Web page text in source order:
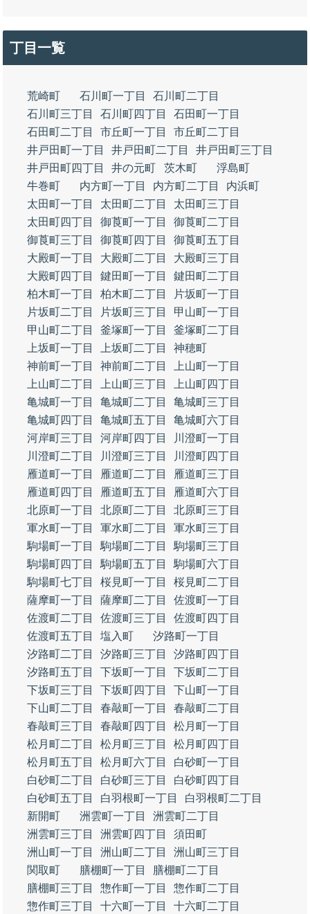
丁目一覧
荒崎町 石川町一丁目
石川町二丁目
石川町三丁目
石川町四丁目
石田町一丁目
石田町二丁目
市丘町一丁目
市丘町二丁目
井戸田町一丁目
井戸田町二丁目
井戸田町三丁目
井戸田町四丁目
井の元町 茨木町
浮島町
牛巻町
内方町一丁目 内方町二丁目
内浜町
太田町一丁目
太田町二丁目
太田町三丁目
太田町四丁目
御莨町一丁目
御莨町二丁目
御莨町三丁目
御莨町四丁目
御莨町五丁目
大殿町一丁目
大殿町二丁目
大殿町三丁目
大殿町四丁目
鍵田町一丁目
鍵田町二丁目
柏木町一丁目
柏木町二丁目
片坂町一丁目
片坂町二丁目
片坂町三丁目
甲山町一丁目
甲山町二丁目
釜塚町一丁目
釜塚町二丁目
上坂町一丁目
上坂町二丁目
神穂町
神前町一丁目
神前町二丁目
上山町一丁目
上山町二丁目
上山町三丁目
上山町四丁目
亀城町一丁目
亀城町二丁目
亀城町三丁目
亀城町四丁目
亀城町五丁目
亀城町六丁目
河岸町三丁目
河岸町四丁目
川澄町一丁目
川澄町二丁目
川澄町三丁目
川澄町四丁目
雁道町一丁目
雁道町二丁目
雁道町三丁目
雁道町四丁目
雁道町五丁目
雁道町六丁目
北原町一丁目
北原町二丁目
北原町三丁目
軍水町一丁目
軍水町二丁目
軍水町三丁目
駒場町一丁目
駒場町二丁目
駒場町三丁目
駒場町四丁目
駒場町五丁目
駒場町六丁目
駒場町七丁目
桜見町一丁目
桜見町二丁目
薩摩町一丁目
薩摩町二丁目
佐渡町一丁目
佐渡町二丁目
佐渡町三丁目
佐渡町四丁目
佐渡町五丁目
塩入町
汐路町一丁目
汐路町二丁目
汐路町三丁目
汐路町四丁目
汐路町五丁目
下坂町一丁目
下坂町二丁目
下坂町三丁目
下坂町四丁目
下山町一丁目
下山町二丁目
春敲町一丁目
春敲町二丁目
春敲町三丁目
春敲町四丁目
松月町一丁目
松月町二丁目
松月町三丁目
松月町四丁目
松月町五丁目
松月町六丁目
白砂町一丁目
白砂町二丁目
白砂町三丁目
白砂町四丁目
白砂町五丁目
白羽根町一丁目
白羽根町二丁目
新開町
洲雲町一丁目
洲雲町二丁目
洲雲町三丁目
洲雲町四丁目
須田町
洲山町一丁目
洲山町二丁目
洲山町三丁目
関取町
膳棚町一丁目
膳棚町二丁目
膳棚町三丁目
惣作町一丁目
惣作町二丁目
惣作町三丁目
十六町一丁目
十六町二丁目